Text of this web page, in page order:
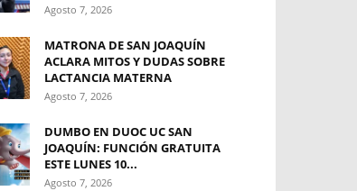
Agosto 7, 2026
MATRONA DE SAN JOAQUÍN
ACLARA MITOS Y DUDAS SOBRE
LACTANCIA MATERNA
Agosto 7, 2026
DUMBO EN DUOC UC SAN
JOAQUÍN: FUNCIÓN GRATUITA
ESTE LUNES 10...
Agosto 7, 2026